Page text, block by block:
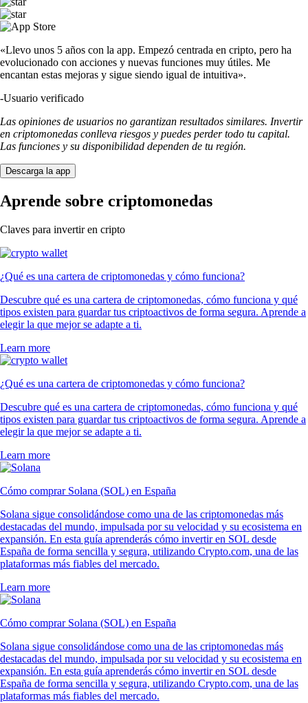
«Llevo unos 5 años con la app. Empezó centrada en cripto, pero ha
evolucionado con acciones y nuevas funciones muy útiles. Me
encantan estas mejoras y sigue siendo igual de intuitiva».
-Usuario verificado
Las opiniones de usuarios no garantizan resultados similares. Invertir
en criptomonedas conlleva riesgos y puedes perder todo tu capital.
Las funciones y su disponibilidad dependen de tu región.
Descarga la app
Aprende sobre criptomonedas
Claves para invertir en cripto
¿Qué es una cartera de criptomonedas y cómo funciona?
Descubre qué es una cartera de criptomonedas, cómo funciona y qué
tipos existen para guardar tus criptoactivos de forma segura. Aprende a
elegir la que mejor se adapte a ti.
Learn more
¿Qué es una cartera de criptomonedas y cómo funciona?
Descubre qué es una cartera de criptomonedas, cómo funciona y qué
tipos existen para guardar tus criptoactivos de forma segura. Aprende a
elegir la que mejor se adapte a ti.
Learn more
Cómo comprar Solana (SOL) en España
Solana sigue consolidándose como una de las criptomonedas más
destacadas del mundo, impulsada por su velocidad y su ecosistema en
expansión. En esta guía aprenderás cómo invertir en SOL desde
España de forma sencilla y segura, utilizando Crypto.com, una de las
plataformas más fiables del mercado.
Learn more
Cómo comprar Solana (SOL) en España
Solana sigue consolidándose como una de las criptomonedas más
destacadas del mundo, impulsada por su velocidad y su ecosistema en
expansión. En esta guía aprenderás cómo invertir en SOL desde
España de forma sencilla y segura, utilizando Crypto.com, una de las
plataformas más fiables del mercado.